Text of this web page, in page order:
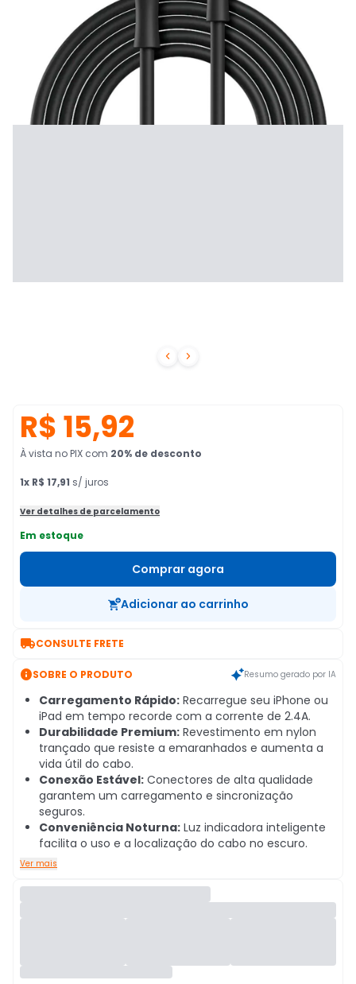
 
R$ 15,92
À vista no PIX com 20% de desconto
1x R$ 17,91 s/ juros
Ver detalhes de parcelamento
Em estoque
Comprar agora
Adicionar ao carrinho
CONSULTE FRETE
SOBRE O PRODUTO Resumo gerado por IA
Carregamento Rápido: Recarregue seu iPhone ou
iPad em tempo recorde com a corrente de 2.4A.
Durabilidade Premium: Revestimento em nylon
trançado que resiste a emaranhados e aumenta a
vida útil do cabo.
Conexão Estável: Conectores de alta qualidade
garantem um carregamento e sincronização
seguros.
Conveniência Noturna: Luz indicadora inteligente
facilita o uso e a localização do cabo no escuro.
Ver mais